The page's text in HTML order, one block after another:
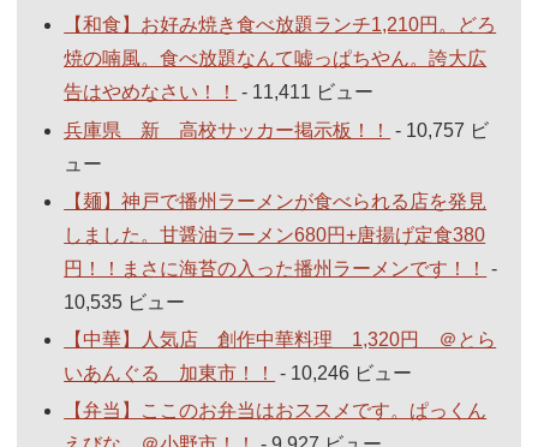
【和食】お好み焼き食べ放題ランチ1,210円。どろ
焼の喃風。食べ放題なんて嘘っぱちやん。誇大広
告はやめなさい！！
- 11,411 ビュー
兵庫県 新 高校サッカー掲示板！！
- 10,757 ビ
ュー
【麺】神戸で播州ラーメンが食べられる店を発見
しました。甘醤油ラーメン680円+唐揚げ定食380
円！！まさに海苔の入った播州ラーメンです！！
-
10,535 ビュー
【中華】人気店 創作中華料理 1,320円 ＠とら
いあんぐる 加東市！！
- 10,246 ビュー
【弁当】ここのお弁当はおススメです。ぱっくん